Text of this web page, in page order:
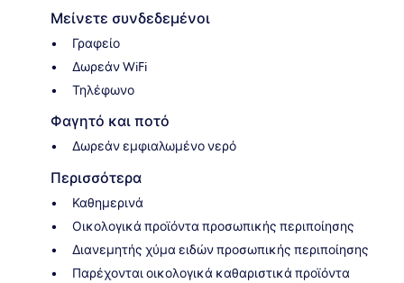
Μείνετε συνδεδεμένοι
Γραφείο
Δωρεάν WiFi
Τηλέφωνο
Φαγητό και ποτό
Δωρεάν εμφιαλωμένο νερό
Περισσότερα
Καθημερινά
Οικολογικά προϊόντα προσωπικής περιποίησης
Διανεμητής χύμα ειδών προσωπικής περιποίησης
Παρέχονται οικολογικά καθαριστικά προϊόντα